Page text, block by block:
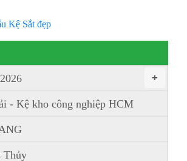
Kệ Sắt đẹp
+
- Kệ kho công nghiệp HCM
Thủy